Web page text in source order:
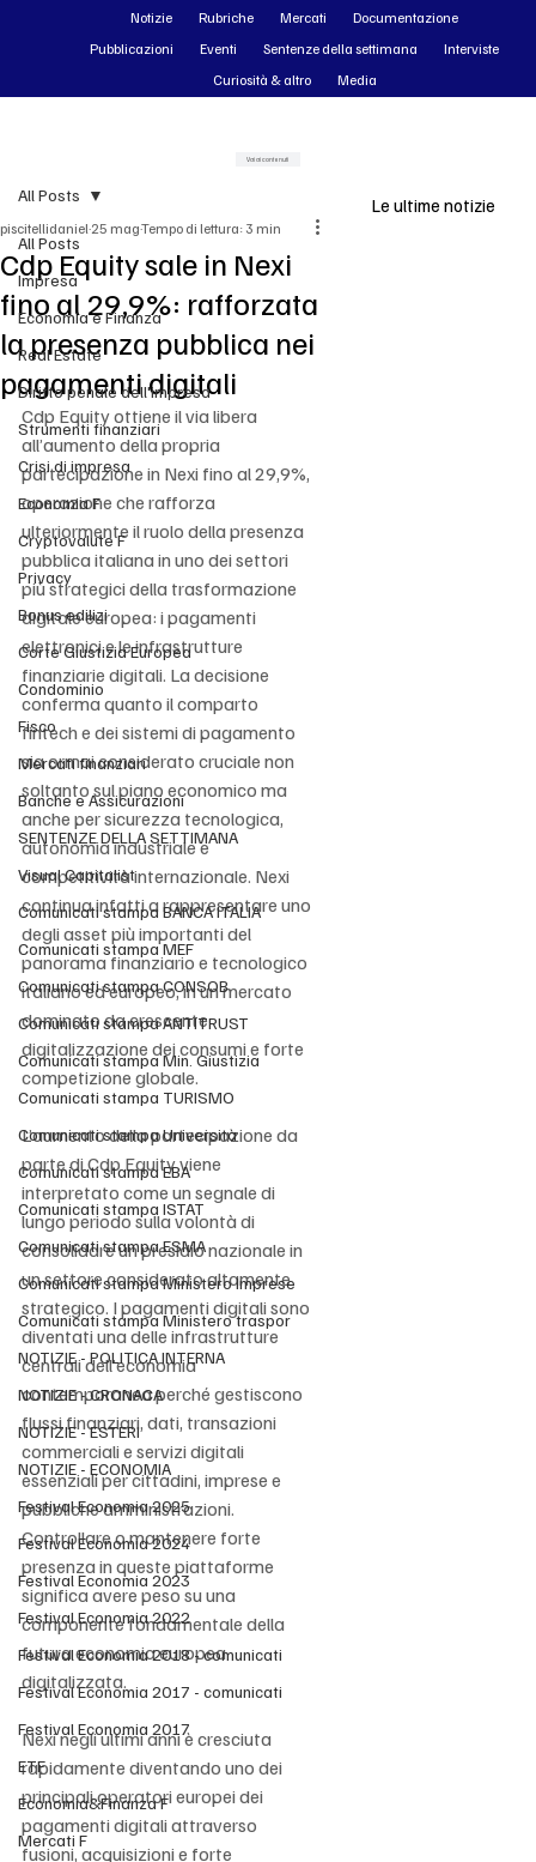
All Posts
Impresa
Economia e Finanza
Real Estate
Diritto penale dell'impresa
Strumenti finanziari
Crisi di impresa
Economia F
Cryptovalute F
Privacy
Bonus edilizi
Corte Giustizia Europea
Condominio
Fisco
Mercati finanziari
Banche e Assicurazioni
SENTENZE DELLA SETTIMANA
Visual Capitalist
Comunicati stampa BANCA ITALIA
Comunicati stampa MEF
Comunicati stampa CONSOB
Comunicati stampa ANTITRUST
Comunicati stampa Min. Giustizia
Comunicati stampa TURISMO
Comunicati stampa Università
Comunicati stampa EBA
Comunicati stampa ISTAT
Comunicati stampa ESMA
Comunicati stampa Ministero Imprese
Comunicati stampa Ministero traspor
NOTIZIE - POLITICA INTERNA
NOTIZIE - CRONACA
NOTIZIE - ESTERI
NOTIZIE - ECONOMIA
Festival Economia 2025
Festival Economia 2024
Festival Economia 2023
Festival Economia 2022
Festival Economia 2018 - comunicati
Festival Economia 2017 - comunicati
Festival Economia 2017
ETF
Economia&Finanza F
Mercati F
All Posts
Cdp Equity sale in Nexi
fino al 29,9%: rafforzata
la presenza pubblica nei
pagamenti digitali
piscitellidaniel 25 magTempo di lettura: 3 min
Cdp Equity ottiene il via libera
all’aumento della propria
partecipazione in Nexi fino al 29,9%,
operazione che rafforza
ulteriormente il ruolo della presenza
pubblica italiana in uno dei settori
più strategici della trasformazione
digitale europea: i pagamenti
elettronici e le infrastrutture
finanziarie digitali. La decisione
conferma quanto il comparto
fintech e dei sistemi di pagamento
sia ormai considerato cruciale non
soltanto sul piano economico ma
anche per sicurezza tecnologica,
autonomia industriale e
competitività internazionale. Nexi
continua infatti a rappresentare uno
degli asset più importanti del
panorama finanziario e tecnologico
italiano ed europeo, in un mercato
dominato da crescente
digitalizzazione dei consumi e forte
competizione globale.
L’aumento della partecipazione da
parte di Cdp Equity viene
interpretato come un segnale di
lungo periodo sulla volontà di
consolidare un presidio nazionale in
un settore considerato altamente
strategico. I pagamenti digitali sono
diventati una delle infrastrutture
centrali dell’economia
contemporanea perché gestiscono
flussi finanziari, dati, transazioni
commerciali e servizi digitali
essenziali per cittadini, imprese e
pubbliche amministrazioni.
Controllare o mantenere forte
presenza in queste piattaforme
significa avere peso su una
componente fondamentale della
futura economia europea
digitalizzata.
Nexi negli ultimi anni è cresciuta
rapidamente diventando uno dei
principali operatori europei dei
pagamenti digitali attraverso
fusioni, acquisizioni e forte
Le ultime notizie
Notizie Rubriche Mercati
Documentazione
Pubblicazioni
Eventi Sentenze della settimana
Interviste
Curiosità & altro
Media
Vai ai contenuti